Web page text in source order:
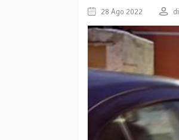
28 Ago 2022 di